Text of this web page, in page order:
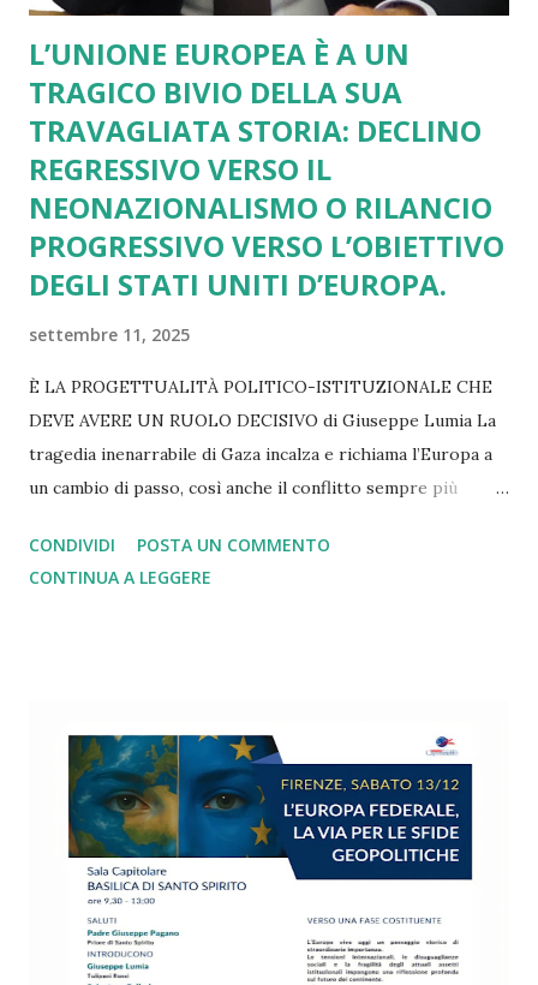
L’UNIONE EUROPEA È A UN
TRAGICO BIVIO DELLA SUA
TRAVAGLIATA STORIA: DECLINO
REGRESSIVO VERSO IL
NEONAZIONALISMO O RILANCIO
PROGRESSIVO VERSO L’OBIETTIVO
DEGLI STATI UNITI D’EUROPA.
settembre 11, 2025
È LA PROGETTUALITÀ POLITICO-ISTITUZIONALE CHE
DEVE AVERE UN RUOLO DECISIVO di Giuseppe Lumia La
tragedia inenarrabile di Gaza incalza e richiama l’Europa a
un cambio di passo, così anche il conflitto sempre più
dazi imposti da Trump e subiti senza una reazione
adeguata. Altrettanto si può dire di tutti i nodi irrisolti
di genere, generazionali e territoriali fuori controllo. Su
tutte le sfide più drammatiche l’Unione Europea arranca e
si va via via sfaldando. Da più parti si presentano report
molto critici, come quello ben documentato di Draghi. Lo
stesso piglio critico lo ritroviamo in diversi interventi di
Romano Prodi e di altri leader e intellettuali sinceramente
europeisti. Ma a ben ve...
CONDIVIDI
POSTA UN COMMENTO
CONTINUA A LEGGERE